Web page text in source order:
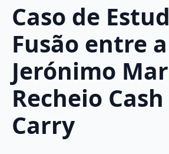
Caso de
Fusão entre a
Jerónimo
Recheio
Carry